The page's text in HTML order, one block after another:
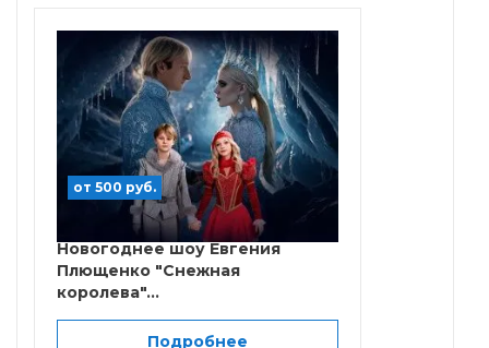
от 500 руб.
Новогоднее шоу Евгения
Плющенко "Снежная
королева"...
Подробнее